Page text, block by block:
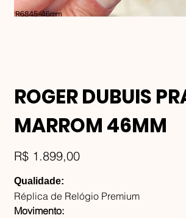
ROGER DUBUIS
MARROM 46MM
Preço
R$ 1.899,00
Qualidade:
Réplica de Relógio Premium
Movimento: